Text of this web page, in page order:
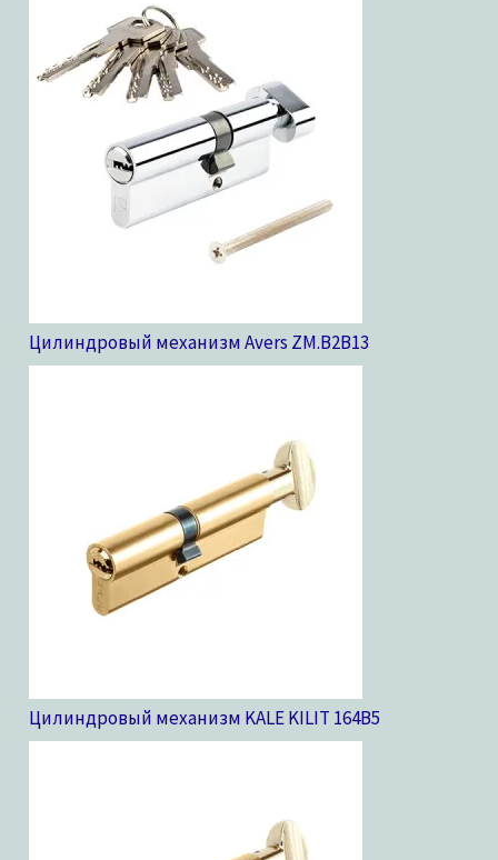
Цилиндровый механизм Avers ZM.B2B13
Цилиндровый механизм KALE KILIT 164B5